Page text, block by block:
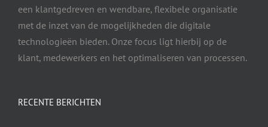
een klantgedreven en wendbare, flexibele organisatie
met de inzet van de mogelijkheden die digitale
technologieën bieden. Onze focus ligt hierbij op de
klant, medewerkers en het optimaliseren van processen.
RECENTE BERICHTEN